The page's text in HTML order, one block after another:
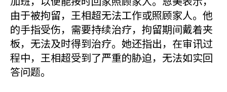
由于被拘留，王相超无法工作或照顾家人。他
的手指受伤，需要持续治疗，拘留期间戴着夹
板，无法及时得到治疗。她还指出，在审讯过
程中，王相超受到了严重的胁迫，无法如实回
答问题。